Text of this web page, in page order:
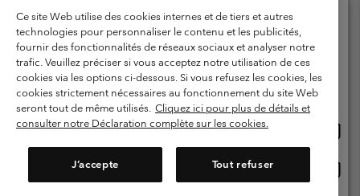
Garanties Légales
Politique de confidentialité
Conditions d'utilisation - Membres
Conditions D'utilisation - Contenu généré par l'utilisateur
Impressum
Cookies
Public CBCR
Ce site Web utilise des cookies internes et de tiers et autres
technologies pour personnaliser le contenu et les publicités,
fournir des fonctionnalités de réseaux sociaux et analyser notre
trafic. Veuillez préciser si vous acceptez notre utilisation de ces
cookies via les options ci-dessous. Si vous refusez les cookies, les
cookies strictement nécessaires au fonctionnement du site Web
seront tout de même utilisés. Cliquez ici pour plus de détails et
consulter notre Déclaration complète sur les cookies.
J’accepte Tout refuser
Veuillez sélectionner votre pays d’expédition et
votre langue
Achats en ligne disponibles
United States
ligne
France